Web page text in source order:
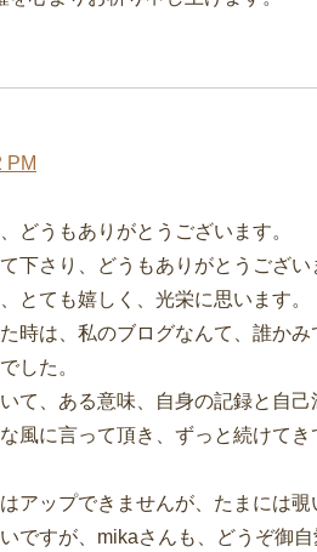
PM
どうもありがとうございます。
下さり、どうもありがとうござい
とても嬉しく、光栄に思います。
時は、私のブログなんて、誰か
した。
て、ある意味、自身の記録と自己
風に言って頂き、ずっと続けて
アップできませんが、たまには覗
ですが、mikaさんも、どうぞ御自